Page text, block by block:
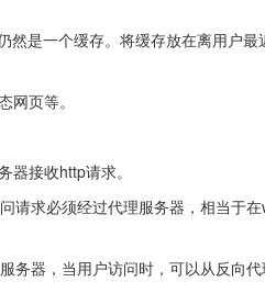
是一个缓存。将缓存放在离用户最
页等。
器接收http请求。
请求必须经过代理服务器，相当于
务器，当用户访问时，可以从反向